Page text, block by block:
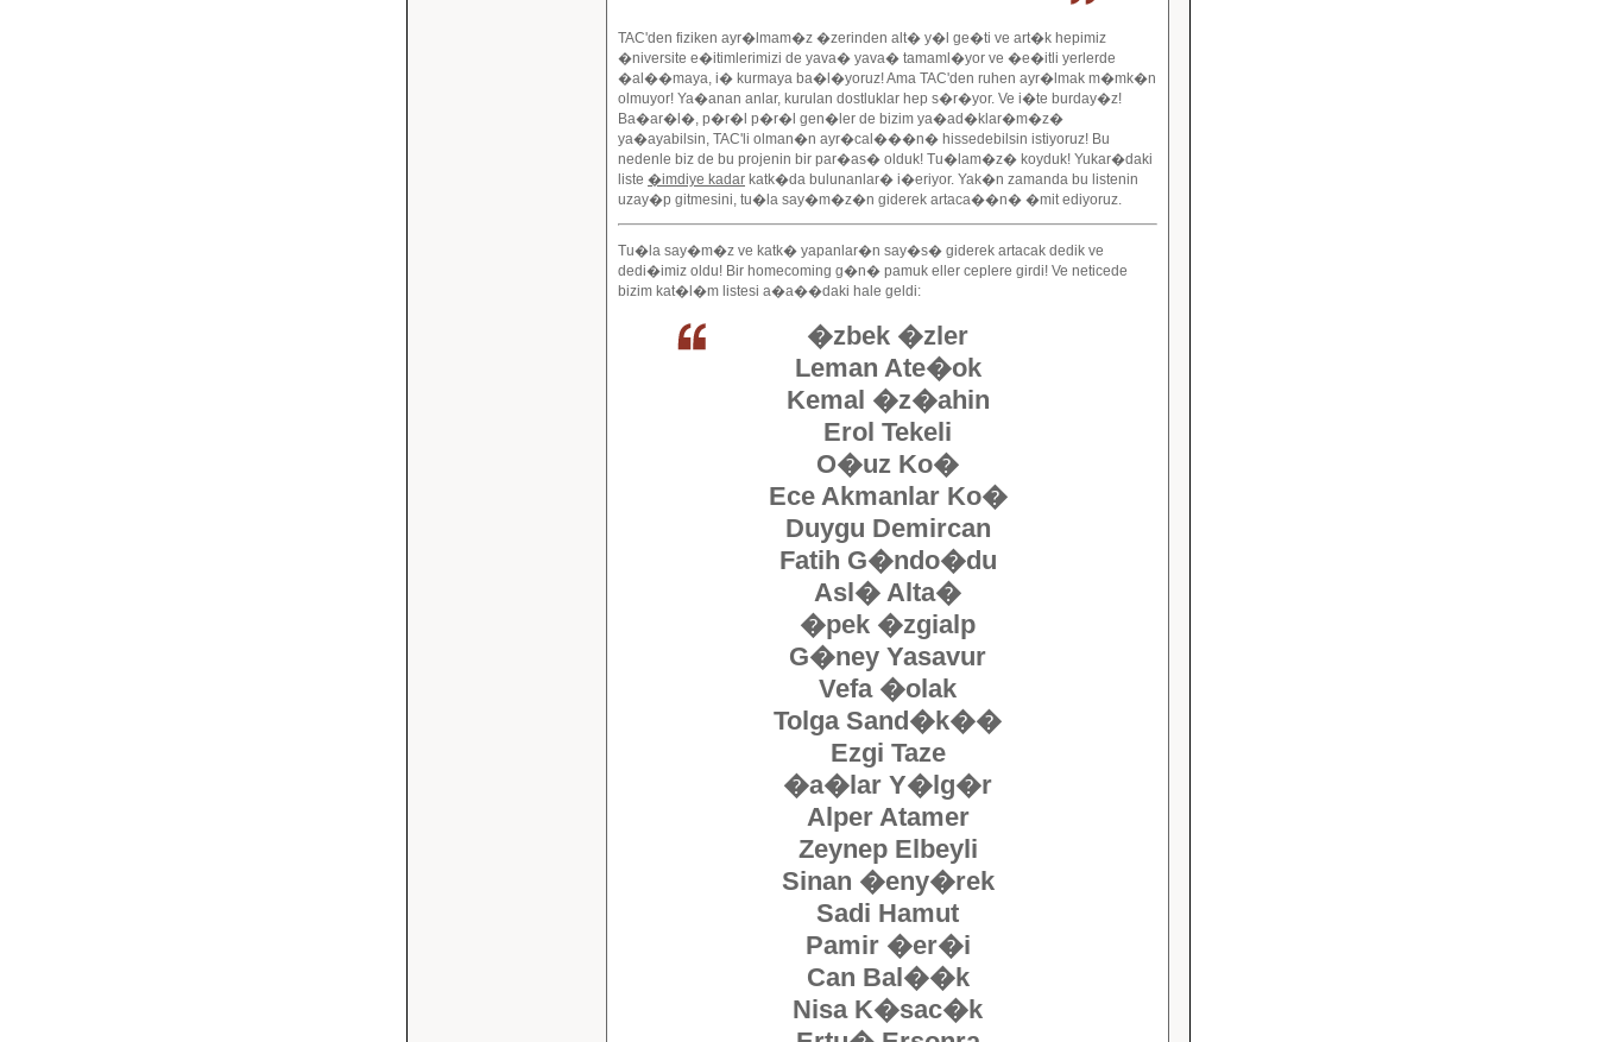
TAC'den fiziken ayr�lmam�z �zerinden alt� y�l ge�ti ve art�k hepimiz
�niversite e�itimlerimizi de yava� yava� tamaml�yor ve �e�itli yerlerde
�al��maya, i� kurmaya ba�l�yoruz! Ama TAC'den ruhen ayr�lmak m�mk�n
olmuyor! Ya�anan anlar, kurulan dostluklar hep s�r�yor. Ve i�te burday�z!
Ba�ar�l�, p�r�l p�r�l gen�ler de bizim ya�ad�klar�m�z�
ya�ayabilsin, TAC'li olman�n ayr�cal���n� hissedebilsin istiyoruz! Bu
nedenle biz de bu projenin bir par�as� olduk! Tu�lam�z� koyduk! Yukar�daki
liste �imdiye kadar katk�da bulunanlar� i�eriyor. Yak�n zamanda bu listenin
uzay�p gitmesini, tu�la say�m�z�n giderek artaca��n� �mit ediyoruz.
Tu�la say�m�z ve katk� yapanlar�n say�s� giderek artacak dedik ve
dedi�imiz oldu! Bir homecoming g�n� pamuk eller ceplere girdi! Ve neticede
bizim kat�l�m listesi a�a��daki hale geldi:
�zbek �zler
Leman Ate�ok
Kemal �z�ahin
Erol Tekeli
O�uz Ko�
Ece Akmanlar Ko�
Duygu Demircan
Fatih G�ndo�du
Asl� Alta�
�pek �zgialp
G�ney Yasavur
Vefa �olak
Tolga Sand�k��
Ezgi Taze
�a�lar Y�lg�r
Alper Atamer
Zeynep Elbeyli
Sinan �eny�rek
Sadi Hamut
Pamir �er�i
Can Bal��k
Nisa K�sac�k